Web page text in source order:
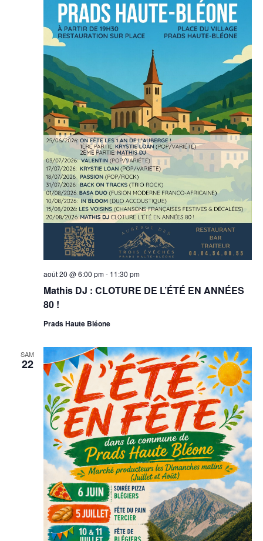
Mathis DJ : CLOTURE DE L’ÉTÉ EN ANNÉES
80 !
août 20 @ 6:00 pm- 11:30 pm
Prads Haute Bléone
SAM
22